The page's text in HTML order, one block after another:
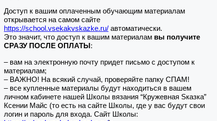
Доступ к вашим оплаченным обучающим материалам
открывается на самом сайте
https://school.vsekakvskazke.ru/ автоматически.
Это значит, что доступ к вашим материалам вы получите
СРАЗУ ПОСЛЕ ОПЛАТЫ :
– вам на электронную почту придет письмо с доступом к
материалам;
– ВАЖНО! На всякий случай, проверяйте папку СПАМ!
– все купленные материалы будут находиться в вашем
личном кабинете нашей Школы вязания “Кружевная Sказка”
Ксении Майс (то есть на сайте Школы, где у вас будут свои
логин и пароль для входа. Сайт Школы: